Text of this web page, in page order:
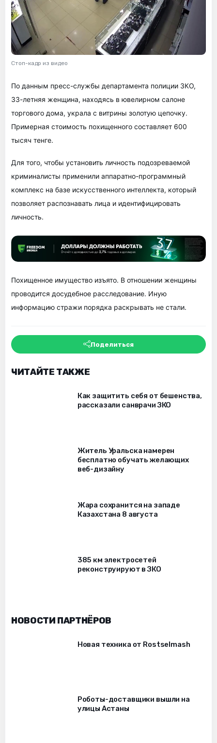
Стоп-кадр из видео
По данным пресс-службы департамента полиции ЗКО,
33-летняя женщина, находясь в ювелирном салоне
торгового дома, украла с витрины золотую цепочку.
Примерная стоимость похищенного составляет 600
тысяч тенге.
Для того, чтобы установить личность подозреваемой
криминалисты применили аппаратно-программный
комплекс на базе искусственного интеллекта, который
позволяет распознавать лица и идентифицировать
личность.
Похищенное имущество изъято. В отношении женщины
проводится досудебное расследование. Иную
информацию стражи порядка раскрывать не стали.
Поделиться
ЧИТАЙТЕ ТАКЖЕ
Как защитить себя от бешенства,
рассказали санврачи ЗКО
Житель Уральска намерен
бесплатно обучать желающих
веб-дизайну
Жара сохранится на западе
Казахстана 8 августа
385 км электросетей
реконструируют в ЗКО
НОВОСТИ ПАРТНЁРОВ
Новая техника от Rostselmash
Роботы-доставщики вышли на
улицы Астаны